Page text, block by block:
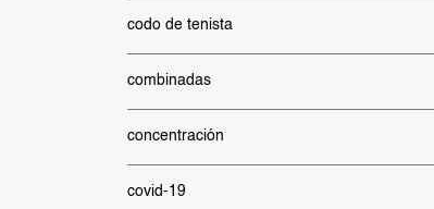
codo de tenista
combinadas
concentración
covid-19